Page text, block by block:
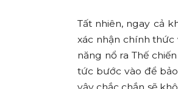
Tất nhiên, ngay cả
xác nhận chính thức
năng nổ ra Thế
tức bước vào để